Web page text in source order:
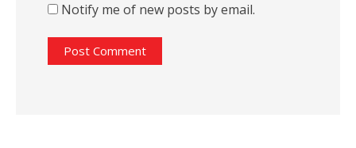
Notify me of new posts by email.